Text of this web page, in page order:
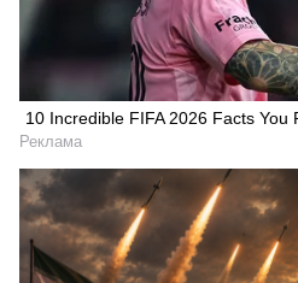
10 Incredible FIFA 2026 Facts You
Реклама